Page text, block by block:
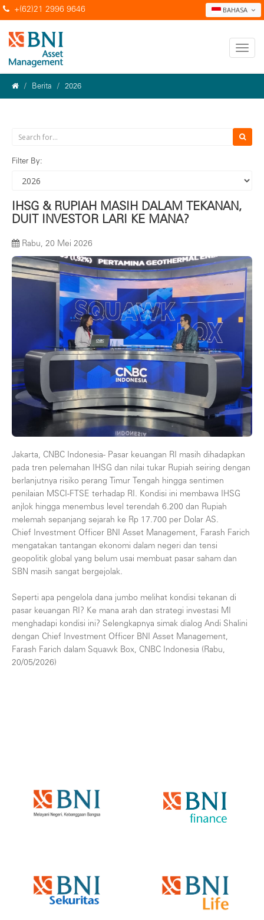
BAHASA
+(62)21 2996 9646
Berita 2026
Filter By:
IHSG & RUPIAH MASIH DALAM TEKANAN,
DUIT INVESTOR LARI KE MANA?
Rabu, 20 Mei 2026
Jakarta, CNBC Indonesia- Pasar keuangan RI masih dihadapkan
pada tren pelemahan IHSG dan nilai tukar Rupiah seiring dengan
berlanjutnya risiko perang Timur Tengah hingga sentimen
penilaian MSCI-FTSE terhadap RI. Kondisi ini membawa IHSG
anjlok hingga menembus level terendah 6.200 dan Rupiah
melemah sepanjang sejarah ke Rp 17.700 per Dolar AS.
Chief Investment Officer BNI Asset Management, Farash Farich
mengatakan tantangan ekonomi dalam negeri dan tensi
geopolitik global yang belum usai membuat pasar saham dan
SBN masih sangat bergejolak.
Seperti apa pengelola dana jumbo melihat kondisi tekanan di
pasar keuangan RI? Ke mana arah dan strategi investasi MI
menghadapi kondisi ini? Selengkapnya simak dialog Andi Shalini
dengan Chief Investment Officer BNI Asset Management,
Farash Farich dalam Squawk Box, CNBC Indonesia (Rabu,
20/05/2026)